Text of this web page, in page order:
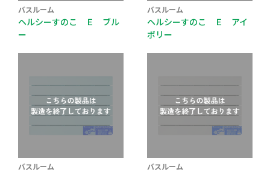
バスルーム
ヘルシーすのこ Ｅ ブル
ー
バスルーム
ヘルシーすのこ Ｅ アイ
ボリー
バスルーム バスルーム